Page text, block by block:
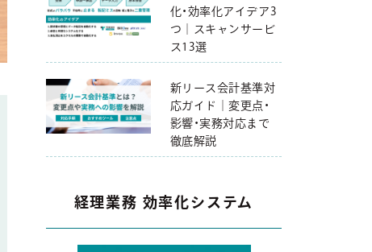
化・効率化アイデア3
つ｜スキャンサービ
ス13選
新リース会計基準対
応ガイド｜変更点・
影響・実務対応まで
徹底解説
経理業務 効率化システム